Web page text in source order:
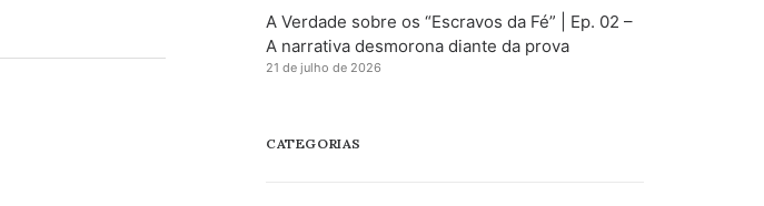
A Verdade sobre os “Escravos da Fé” | Ep. 02 –
A narrativa desmorona diante da prova
21 de julho de 2026
CATEGORIAS